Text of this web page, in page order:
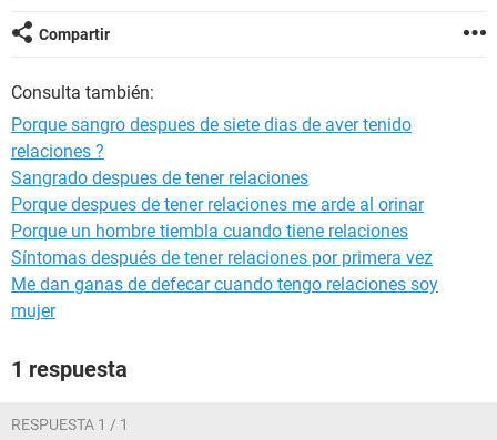
Compartir
Consulta también:
Porque sangro despues de siete dias de aver tenido
relaciones ?
Sangrado despues de tener relaciones
Porque despues de tener relaciones me arde al orinar
Porque un hombre tiembla cuando tiene relaciones
Síntomas después de tener relaciones por primera vez
Me dan ganas de defecar cuando tengo relaciones soy
mujer
1 respuesta
RESPUESTA 1 / 1